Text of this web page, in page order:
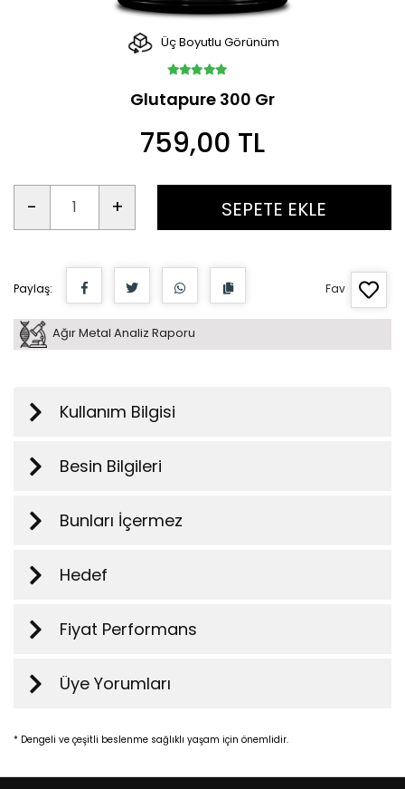
Üç Boyutlu Görünüm
Glutapure 300 Gr
759,00 TL
- + SEPETE EKLE
Paylaş: Fav
Ağır Metal Analiz Raporu
Kullanım Bilgisi
Besin Bilgileri
Bunları İçermez
Hedef
Fiyat Performans
Üye Yorumları
* Dengeli ve çeşitli beslenme sağlıklı yaşam için önemlidir.